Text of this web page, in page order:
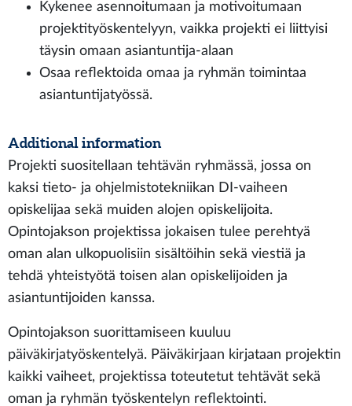
Kykenee asennoitumaan ja motivoitumaan
projektityöskentelyyn, vaikka projekti ei liittyisi
täysin omaan asiantuntija-alaan
Osaa reflektoida omaa ja ryhmän toimintaa
asiantuntijatyössä.
Additional information
Projekti suositellaan tehtävän ryhmässä, jossa on
kaksi tieto- ja ohjelmistotekniikan DI-vaiheen
opiskelijaa sekä muiden alojen opiskelijoita.
Opintojakson projektissa jokaisen tulee perehtyä
oman alan ulkopuolisiin sisältöihin sekä viestiä ja
tehdä yhteistyötä toisen alan opiskelijoiden ja
asiantuntijoiden kanssa.
Opintojakson suorittamiseen kuuluu
päiväkirjatyöskentelyä. Päiväkirjaan kirjataan projektin
kaikki vaiheet, projektissa toteutetut tehtävät sekä
oman ja ryhmän työskentelyn reflektointi.